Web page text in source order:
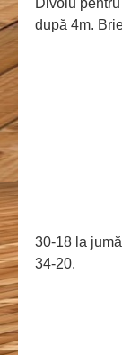
Divoiu
după 4m.
30-18 la
34-20.